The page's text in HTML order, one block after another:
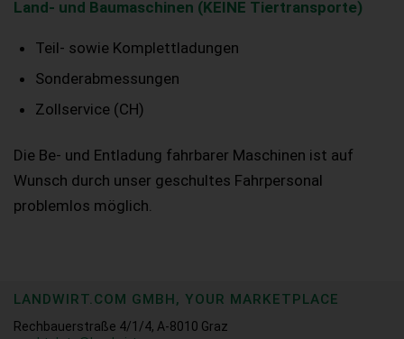
Land- und Baumaschinen (KEINE Tiertransporte)
Teil- sowie Komplettladungen
Sonderabmessungen
Zollservice (CH)
Die Be- und Entladung fahrbarer Maschinen ist auf
Wunsch durch unser geschultes Fahrpersonal
problemlos möglich.
LANDWIRT.COM GMBH, YOUR MARKETPLACE
Rechbauerstraße 4/1/4, A-8010 Graz